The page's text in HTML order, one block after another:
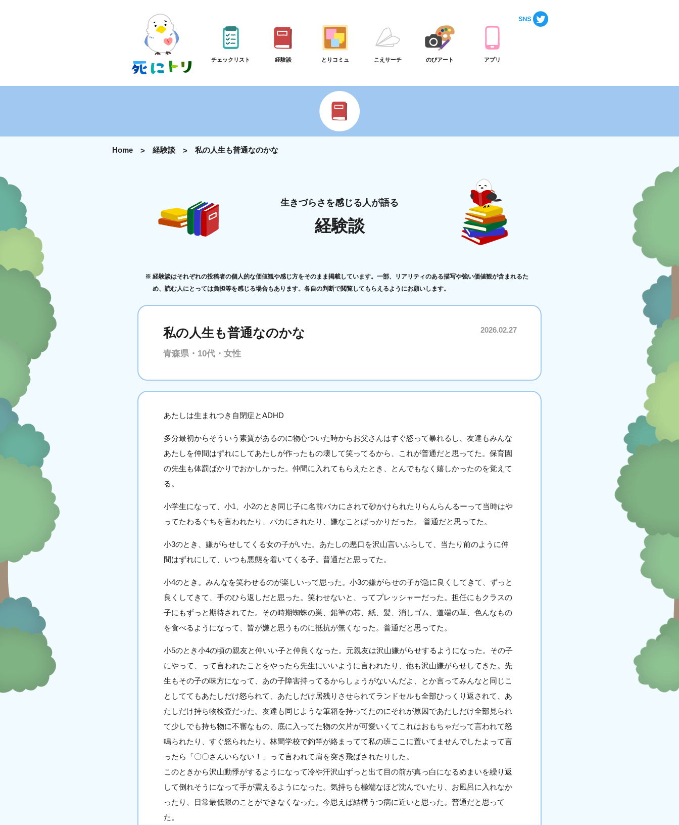
チェックリスト 経験談 とりコミュ こえサーチ のびアート アプリ
Home 経験談 私の人生も普通なのかな
生きづらさを感じる人が語る
経験談
経験談はそれぞれの投稿者の個人的な価値観や感じ方をそのまま掲載しています。一部、リアリティのある描写や強い価値観が含まれるた
め、読む人にとっては負担等を感じる場合もあります。各自の判断で閲覧してもらえるようにお願いします。
私の人生も普通なのかな 2026.02.27
青森県・10代・女性
あたしは生まれつき自閉症とADHD
多分最初からそういう素質があるのに物心ついた時からお父さんはすぐ怒って暴れるし、友達もみんな
あたしを仲間はずれにしてあたしが作ったもの壊して笑ってるから、これが普通だと思ってた。保育園
の先生も体罰ばかりでおかしかった。仲間に入れてもらえたとき、とんでもなく嬉しかったのを覚えて
る。
小学生になって、小1、小2のとき同じ子に名前バカにされて砂かけられたりらんらんるーって当時はや
ってたわるぐちを言われたり、バカにされたり、嫌なことばっかりだった。 普通だと思ってた。
小3のとき、嫌がらせしてくる女の子がいた。あたしの悪口を沢山言いふらして、当たり前のように仲
間はずれにして、いつも悪態を着いてくる子。普通だと思ってた。
小4のとき。みんなを笑わせるのが楽しいって思った。小3の嫌がらせの子が急に良くしてきて、ずっと
良くしてきて、手のひら返しだと思った。笑わせないと、ってプレッシャーだった。担任にもクラスの
子にもずっと期待されてた。その時期蜘蛛の巣、鉛筆の芯、紙、髪、消しゴム、道端の草、色んなもの
を食べるようになって、皆が嫌と思うものに抵抗が無くなった。普通だと思ってた。
小5のとき小4の頃の親友と仲いい子と仲良くなった。元親友は沢山嫌がらせするようになった。その子
にやって、って言われたことをやったら先生にいいように言われたり、他も沢山嫌がらせしてきた。先
生もその子の味方になって、あの子障害持ってるからしょうがないんだよ、とか言ってみんなと同じこ
としててもあたしだけ怒られて、あたしだけ居残りさせられてランドセルも全部ひっくり返されて、あ
たしだけ持ち物検査だった。友達も同じような筆箱を持ってたのにそれが原因であたしだけ全部見られ
て少しでも持ち物に不審なもの、底に入ってた物の欠片が可愛いくてこれはおもちゃだって言われて怒
鳴られたり、すぐ怒られたり。林間学校で釣竿が絡まってて私の班ここに置いてませんでしたよって言
ったら「〇〇さんいらない！」って言われて肩を突き飛ばされたりした。
このときから沢山動悸がするようになって冷や汗沢山ずっと出て目の前が真っ白になるめまいを繰り返
して倒れそうになって手が震えるようになった。気持ちも極端なほど沈んでいたり、お風呂に入れなか
ったり、日常最低限のことができなくなった。今思えば結構うつ病に近いと思った。普通だと思って
た。